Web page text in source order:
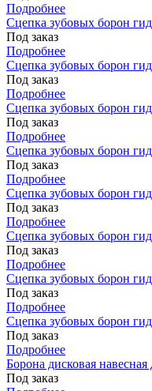
Подробнее
Сцепка зубовых борон
Под заказ
Подробнее
Сцепка зубовых борон
Под заказ
Подробнее
Сцепка зубовых борон
Под заказ
Подробнее
Сцепка зубовых борон
Под заказ
Подробнее
Сцепка зубовых борон
Под заказ
Подробнее
Сцепка зубовых борон
Под заказ
Подробнее
Сцепка зубовых борон
Под заказ
Подробнее
Сцепка зубовых борон
Под заказ
Подробнее
Борона дисковая
Под заказ